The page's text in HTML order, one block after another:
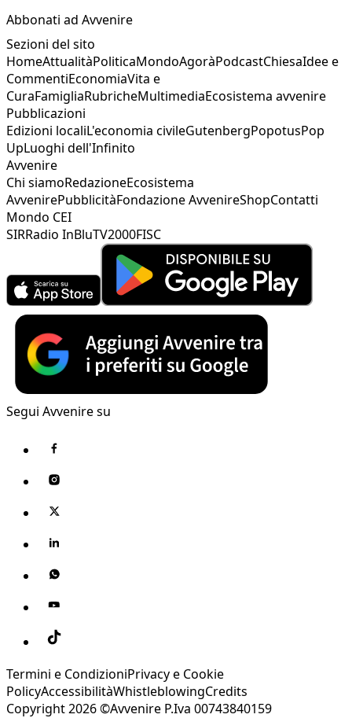
Abbonati ad Avvenire
Sezioni del sito
HomeAttualitàPoliticaMondoAgoràPodcastChiesaIdee e
CommentiEconomiaVita e
CuraFamigliaRubricheMultimediaEcosistema avvenire
Pubblicazioni
Edizioni localiL'economia civileGutenbergPopotusPop
UpLuoghi dell'Infinito
Avvenire
Chi siamoRedazioneEcosistema
AvvenirePubblicitàFondazione AvvenireShopContatti
Mondo CEI
SIRRadio InBluTV2000FISC
Segui Avvenire su
Termini e CondizioniPrivacy e Cookie
PolicyAccessibilitàWhistleblowingCredits
Copyright 2026 ©Avvenire P.Iva 00743840159